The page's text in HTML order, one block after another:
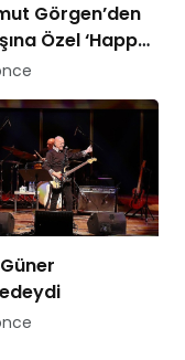
Görgen’den
Özel ‘Happy
2026’ Seti
Yayında